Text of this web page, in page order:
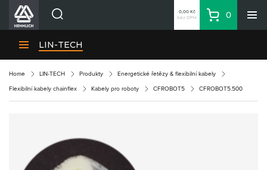
Divize HENNLICH
Blog
Kontakty
0,00 Kč
bez DPH
Košík
0
LIN-TECH
Home LIN-TECH Produkty Energetické řetězy & flexibilní kabely
Flexibilní kabely chainflex Kabely pro roboty CFROBOT5 CFROBOT5.500